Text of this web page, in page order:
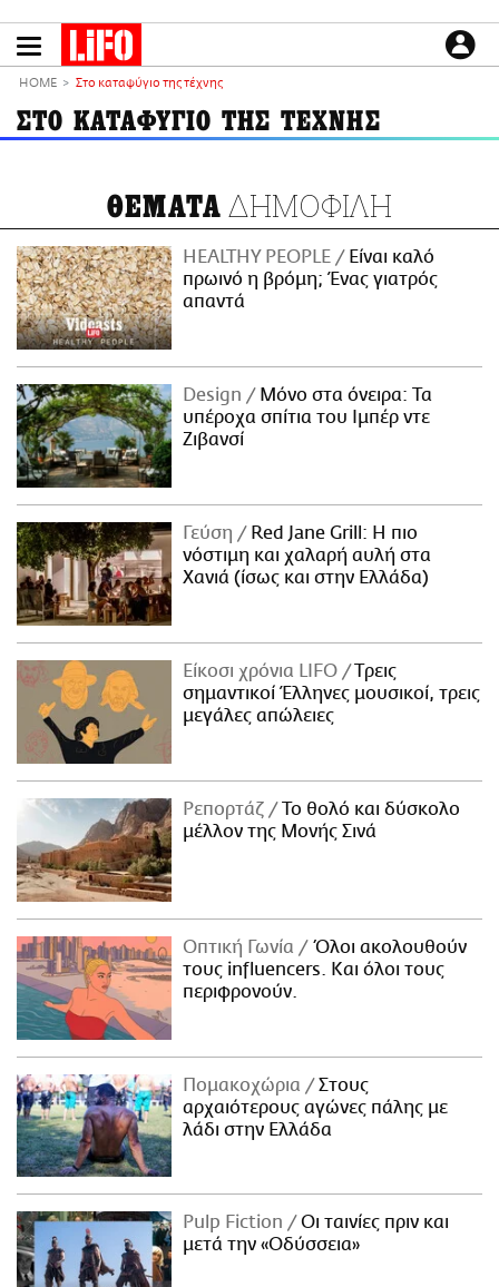
το
LIFO SHOP
NEWSLETTER
ΜΙΚΡΟΠΡΑΓΜΑΤΑ
THE GOOD LIFO
LIFOLAND
CITY GUIDE
ΑΜΠΑ
PRINT
ΕΙΔΗΣΕΙΣ
CULTURE
PODCASTS
Plus
HOME Στο καταφύγιο της τέχνης
ΣΤΟ ΚΑΤΑΦΥΓΙΟ ΤΗΣ ΤΕΧΝΗΣ
ΘΕΜΑΤΑ ΔΗΜΟΦΙΛΗ
HEALTHY PEOPLE
Είναι καλό
πρωινό η βρόμη; Ένας γιατρός
απαντά
Design
Μόνο στα όνειρα: Τα
υπέροχα σπίτια του Ιμπέρ ντε
Ζιβανσί
Γεύση
Red Jane Grill: Η πιο
νόστιμη και χαλαρή αυλή στα
Χανιά (ίσως και στην Ελλάδα)
Είκοσι χρόνια LIFO
Tρεις
σημαντικοί Έλληνες μουσικοί, τρεις
μεγάλες απώλειες
Ρεπορτάζ
Το θολό και δύσκολο
μέλλον της Μονής Σινά
Οπτική Γωνία
Όλοι ακολουθούν
τους influencers. Και όλοι τους
περιφρονούν.
Πομακοχώρια
Στους
αρχαιότερους αγώνες πάλης με
λάδι στην Ελλάδα
Pulp Fiction
Οι ταινίες πριν και
μετά την «Οδύσσεια»